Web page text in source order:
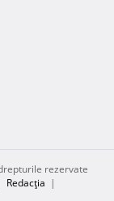
rezervate
Redacţia |